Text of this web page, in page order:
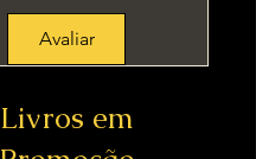
Avaliar
Livros em